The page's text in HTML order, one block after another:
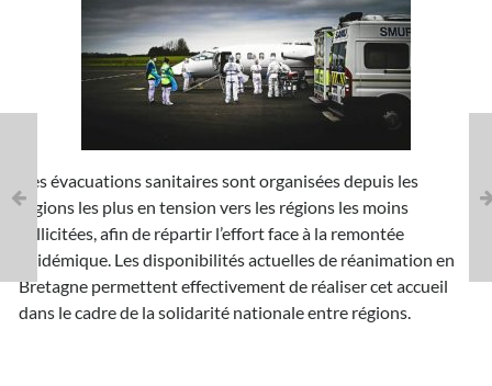
Ces évacuations sanitaires sont organisées depuis les
régions les plus en tension vers les régions les moins
sollicitées, afin de répartir l’effort face à la remontée
épidémique. Les disponibilités actuelles de réanimation en
Bretagne permettent effectivement de réaliser cet accueil
dans le cadre de la solidarité nationale entre régions.